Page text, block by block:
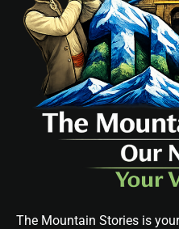
The Mountain Stories is